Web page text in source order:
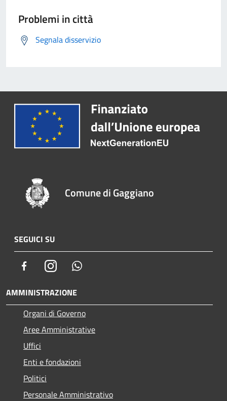
Problemi in città
Segnala disservizio
Comune di Gaggiano
SEGUICI SU
FacebookInstagram
AMMINISTRAZIONE
Organi di Governo
Aree Amministrative
Uffici
Enti e fondazioni
Politici
Personale Amministrativo